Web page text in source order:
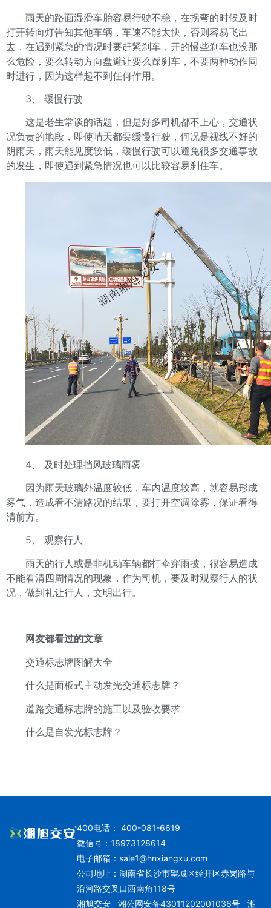
雨天的路面湿滑车胎容易行驶不稳，在拐弯的时候及时
打开转向灯告知其他车辆，车速不能太快，否则容易飞出
去，在遇到紧急的情况时要赶紧刹车，开的慢些刹车也没那
么危险，要么转动方向盘避让要么踩刹车，不要两种动作同
时进行，因为这样起不到任何作用。
3、 缓慢行驶
这是老生常谈的话题，但是好多司机都不上心，交通状
况负责的地段，即使晴天都要缓慢行驶，何况是视线不好的
阴雨天，雨天能见度较低，缓慢行驶可以避免很多交通事故
的发生，即使遇到紧急情况也可以比较容易刹住车。
4、 及时处理挡风玻璃雨雾
因为雨天玻璃外温度较低，车内温度较高，就容易形成
雾气，造成看不清路况的结果，要打开空调除雾，保证看得
清前方。
5、 观察行人
雨天的行人或是非机动车辆都打伞穿雨披，很容易造成
不能看清四周情况的现象，作为司机，要及时观察行人的状
况，做到礼让行人，文明出行。
网友都看过的文章
交通标志牌图解大全
什么是面板式主动发光交通标志牌？
道路交通标志牌的施工以及验收要求
什么是自发光标志牌？
400电话： 400-081-6619
微信号：18973128614
电子邮箱： sale1@hnxiangxu.com
公司地址：湖南省长沙市望城区经开区赤岗路与
沿河路交叉口西南角118号
湘旭交安湘公网安备43011202001036号 湘